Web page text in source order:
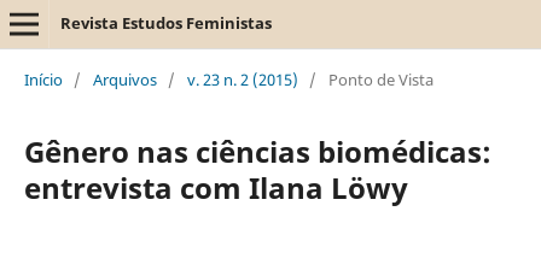
Revista Estudos Feministas
Início / Arquivos / v. 23 n. 2 (2015) / Ponto de Vista
Gênero nas ciências biomédicas:
entrevista com Ilana Löwy